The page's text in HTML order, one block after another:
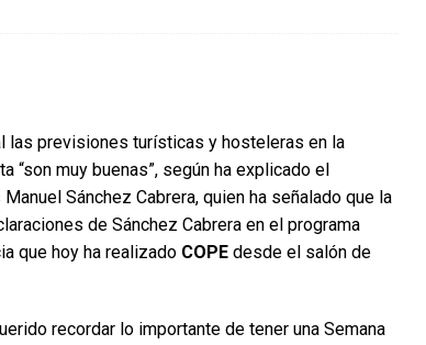
las previsiones turísticas y hosteleras en la
“son muy buenas”, según ha explicado el
Sánchez Cabrera, quien ha señalado que la
de Sánchez Cabrera en el programa
que hoy ha realizado COPE desde el salón de
recordar lo importante de tener una Semana